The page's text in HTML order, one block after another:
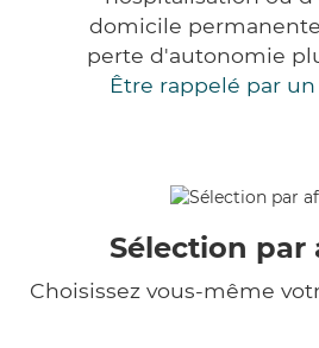
domicile
perte d'autonomie
Être rappelé par
Sélection
Choisissez vous-même